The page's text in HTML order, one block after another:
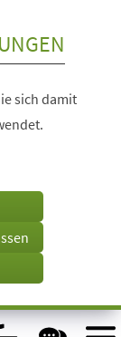
sich damit